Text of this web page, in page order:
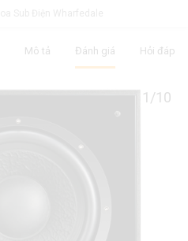
Mô tả Đánh giá Hỏi đáp
1/10